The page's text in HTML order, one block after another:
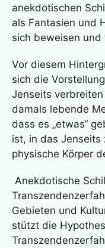
anekdotischen
als Fantasien und
sich beweisen
Vor diesem
sich die
Jenseits
damals lebende
dass es „etwas“
ist, in das Jenseits
physische Körper
Anekdotische
Gebieten und
stützt die